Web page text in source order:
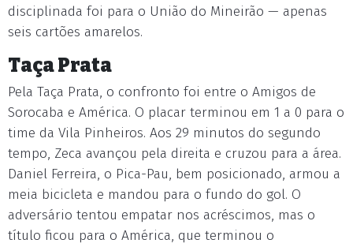
disciplinada foi para o União do Mineirão — apenas
seis cartões amarelos.
Taça Prata
Pela Taça Prata, o confronto foi entre o Amigos de
Sorocaba e América. O placar terminou em 1 a 0 para o
time da Vila Pinheiros. Aos 29 minutos do segundo
tempo, Zeca avançou pela direita e cruzou para a área.
Daniel Ferreira, o Pica-Pau, bem posicionado, armou a
meia bicicleta e mandou para o fundo do gol. O
adversário tentou empatar nos acréscimos, mas o
título ficou para o América, que terminou o